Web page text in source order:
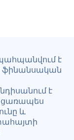
է
ֆինանսական
է
և